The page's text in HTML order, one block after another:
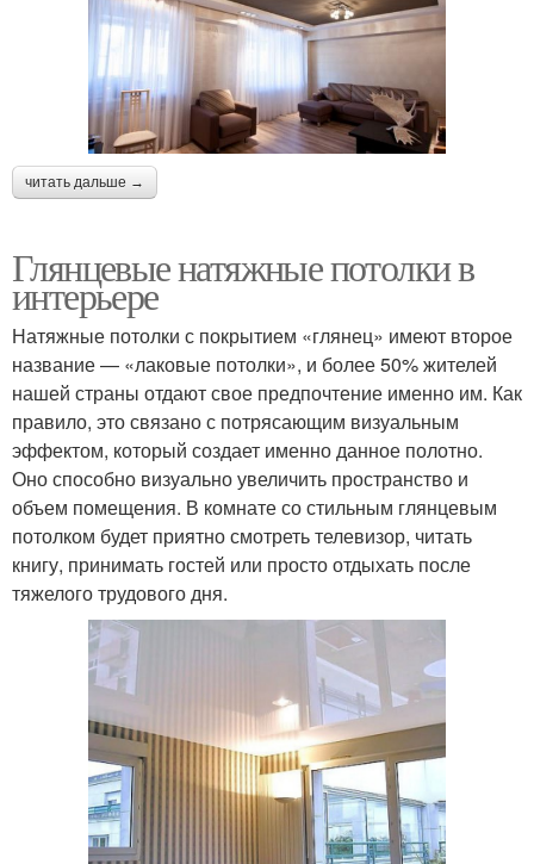
читать дальше →
Глянцевые натяжные потолки в
интерьере
Натяжные потолки с покрытием «глянец» имеют второе
название — «лаковые потолки», и более 50% жителей
нашей страны отдают свое предпочтение именно им. Как
правило, это связано с потрясающим визуальным
эффектом, который создает именно данное полотно.
Оно способно визуально увеличить пространство и
объем помещения. В комнате со стильным глянцевым
потолком будет приятно смотреть телевизор, читать
книгу, принимать гостей или просто отдыхать после
тяжелого трудового дня.